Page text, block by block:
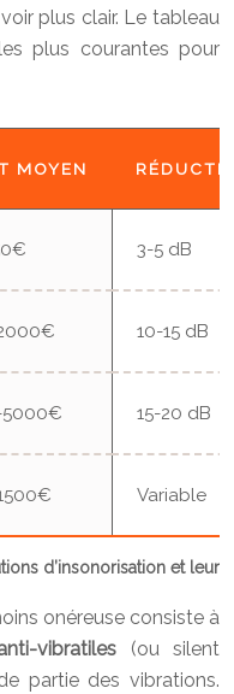
plus clair. Le tableau
plus courantes pour
d’insonorisation et
MOYEN
3-5 dB
10-15 dB
5000€ 15-20 dB
Variable
onéreuse consiste à
vibratiles (ou silent
partie des vibrations.